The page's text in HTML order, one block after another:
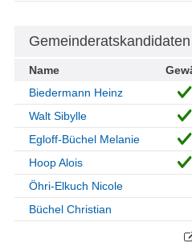
Gemeinderatskandidaten
Name
Biedermann Heinz
Walt Sibylle
Egloff-Büchel Melanie
Hoop Alois
Öhri-Elkuch Nicole
Büchel Christian